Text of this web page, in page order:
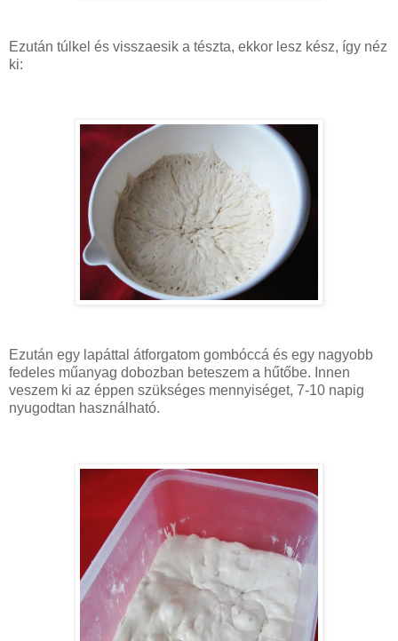
Ezután túlkel és visszaesik a tészta, ekkor lesz kész, így néz
ki:
Ezután egy lapáttal átforgatom gombóccá és egy nagyobb
fedeles műanyag dobozban beteszem a hűtőbe. Innen
veszem ki az éppen szükséges mennyiséget, 7-10 napig
nyugodtan használható.